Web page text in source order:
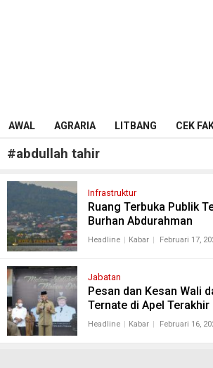
AWAL AGRARIA LITBANG CEK
#abdullah tahir
Infrastruktur
Ruang Terbuka Publik
Burhan Abdurahman
Headline Kabar Februari 17,
Jabatan
Pesan dan Kesan Wali
Ternate di Apel Terakhir
Headline Kabar Februari 16,